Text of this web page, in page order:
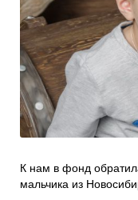
Боксы для
Нужна помощь?
Проекты
Программы
Справочник
Медиа
События и люди
Мы в СМИ
Наши друзья
К нам в фонд
мальчика из